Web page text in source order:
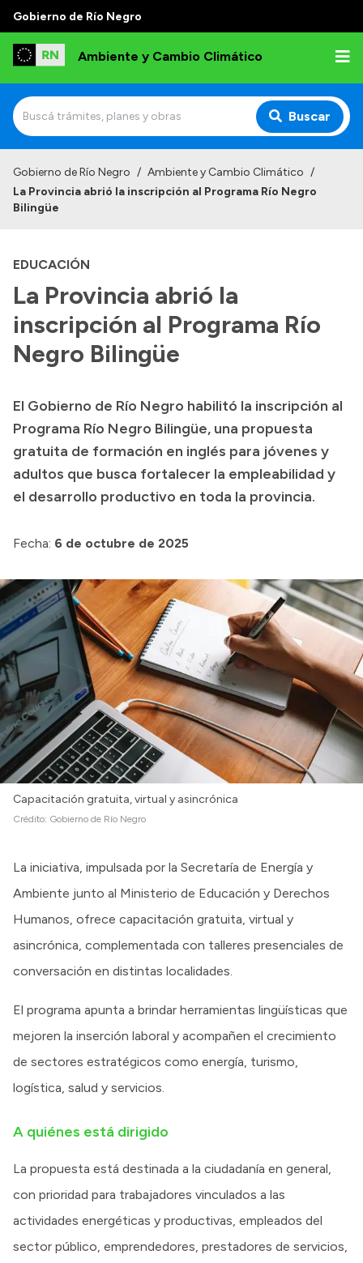
Gobierno de Río Negro
Ambiente y Cambio Climático
Buscar
Institucional
Delegaciones
Autoridades
Normativa
Presupuesto
Boletín Oficial
Compras y licitaciones
Consulta de expedientes
Convocatorias
Intranet
Login
Gobierno de Río Negro / Ambiente y Cambio Climático /
La Provincia abrió la inscripción al Programa Río Negro
Bilingüe
EDUCACIÓN
La Provincia abrió la
inscripción al Programa Río
Negro Bilingüe
El Gobierno de Río Negro habilitó la inscripción al
Programa Río Negro Bilingüe, una propuesta
gratuita de formación en inglés para jóvenes y
adultos que busca fortalecer la empleabilidad y
el desarrollo productivo en toda la provincia.
Fecha: 6 de octubre de 2025
Capacitación gratuita, virtual y asincrónica
Crédito: Gobierno de Río Negro
La iniciativa, impulsada por la Secretaría de Energía y
Ambiente junto al Ministerio de Educación y Derechos
Humanos, ofrece capacitación gratuita, virtual y
asincrónica, complementada con talleres presenciales de
conversación en distintas localidades.
El programa apunta a brindar herramientas lingüísticas que
mejoren la inserción laboral y acompañen el crecimiento
de sectores estratégicos como energía, turismo,
logística, salud y servicios.
A quiénes está dirigido
La propuesta está destinada a la ciudadanía en general,
con prioridad para trabajadores vinculados a las
actividades energéticas y productivas, empleados del
sector público, emprendedores, prestadores de servicios,